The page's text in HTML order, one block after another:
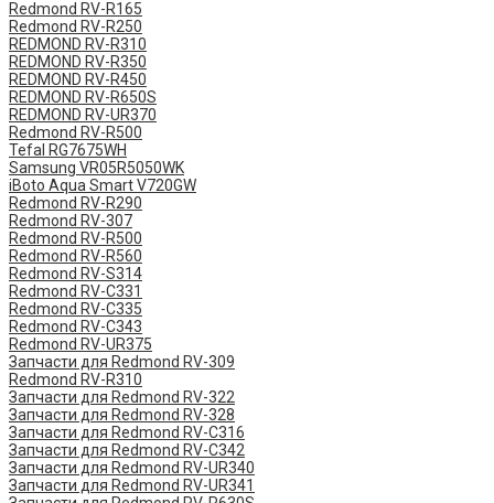
Redmond RV-R165
Redmond RV-R250
REDMOND RV-R310
REDMOND RV-R350
REDMOND RV-R450
REDMOND RV-R650S
REDMOND RV-UR370
Redmond RV-R500
Tefal RG7675WH
Samsung VR05R5050WK
iBoto Aqua Smart V720GW
Redmond RV-R290
Redmond RV-307
Redmond RV-R500
Redmond RV-R560
Redmond RV-S314
Redmond RV-C331
Redmond RV-C335
Redmond RV-C343
Redmond RV-UR375
Запчасти для Redmond RV-309
Redmond RV-R310
Запчасти для Redmond RV-322
Запчасти для Redmond RV-328
Запчасти для Redmond RV-C316
Запчасти для Redmond RV-C342
Запчасти для Redmond RV-UR340
Запчасти для Redmond RV-UR341